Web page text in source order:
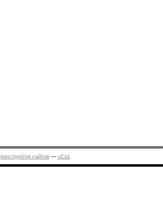
конструктор сайтов — uCoz